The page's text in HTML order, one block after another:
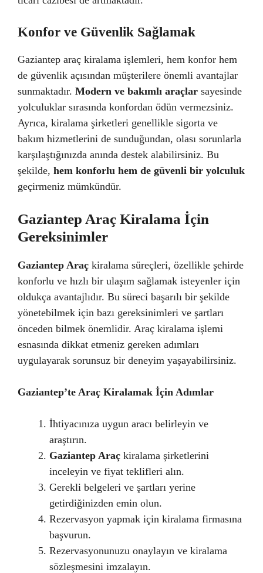
Konfor ve Güvenlik Sağlamak
Gaziantep araç kiralama işlemleri, hem konfor hem
de güvenlik açısından müşterilere önemli avantajlar
sunmaktadır. Modern ve bakımlı araçlar sayesinde
yolculuklar sırasında konfordan ödün vermezsiniz.
Ayrıca, kiralama şirketleri genellikle sigorta ve
bakım hizmetlerini de sunduğundan, olası sorunlarla
karşılaştığınızda anında destek alabilirsiniz. Bu
şekilde, hem konforlu hem de güvenli bir yolculuk
geçirmeniz mümkündür.
Gaziantep Araç Kiralama İçin
Gereksinimler
Gaziantep Araç kiralama süreçleri, özellikle şehirde
konforlu ve hızlı bir ulaşım sağlamak isteyenler için
oldukça avantajlıdır. Bu süreci başarılı bir şekilde
yönetebilmek için bazı gereksinimleri ve şartları
önceden bilmek önemlidir. Araç kiralama işlemi
esnasında dikkat etmeniz gereken adımları
uygulayarak sorunsuz bir deneyim yaşayabilirsiniz.
Gaziantep’te Araç Kiralamak İçin Adımlar
İhtiyacınıza uygun aracı belirleyin ve
araştırın.
Gaziantep Araç kiralama şirketlerini
inceleyin ve fiyat teklifleri alın.
Gerekli belgeleri ve şartları yerine
getirdiğinizden emin olun.
Rezervasyon yapmak için kiralama firmasına
başvurun.
Rezervasyonunuzu onaylayın ve kiralama
sözleşmesini imzalayın.